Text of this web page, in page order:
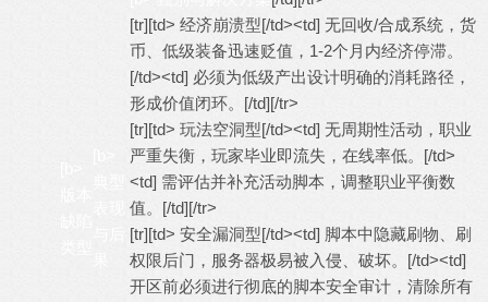
[tr][td> 经济崩溃型[/td><td] 无回收/合成系统，货
币、低级装备迅速贬值，1-2个月内经济停滞。
[/td><td] 必须为低级产出设计明确的消耗路径，
形成价值闭环。[/td][/tr>
[tr][td> 玩法空洞型[/td><td] 无周期性活动，职业
严重失衡，玩家毕业即流失，在线率低。[/td>
<td] 需评估并补充活动脚本，调整职业平衡数
值。[/td][/tr>
[tr][td> 安全漏洞型[/td><td] 脚本中隐藏刷物、刷
权限后门，服务器极易被入侵、破坏。[/td><td]
开区前必须进行彻底的脚本安全审计，清除所有